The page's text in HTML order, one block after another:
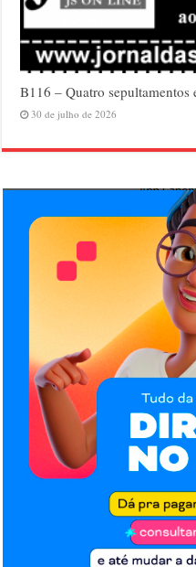
B116 – Quatro
30 de julho de 2026